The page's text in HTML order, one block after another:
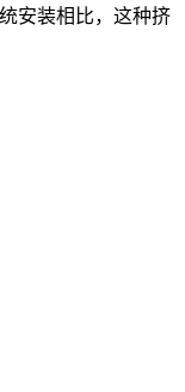
安装相比，这种挤